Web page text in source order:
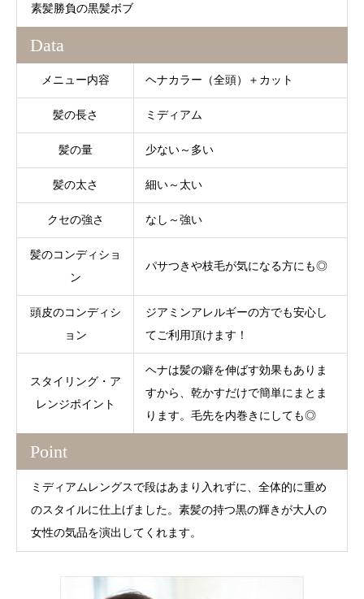
素髪勝負の黒髪ボブ
Data
メニュー内容 ヘナカラー（全頭）＋カット
髪の長さ ミディアム
髪の量 少ない～多い
髪の太さ 細い～太い
クセの強さ なし～強い
髪のコンディショ
ン
パサつきや枝毛が気になる方にも◎
頭皮のコンディシ
ョン
ジアミンアレルギーの方でも安心し
てご利用頂けます！
スタイリング・ア
レンジポイント
ヘナは髪の癖を伸ばす効果もありま
すから、乾かすだけで簡単にまとま
ります。毛先を内巻きにしても◎
Point
ミディアムレングスで段はあまり入れずに、全体的に重め
のスタイルに仕上げました。素髪の持つ黒の輝きが大人の
女性の気品を演出してくれます。